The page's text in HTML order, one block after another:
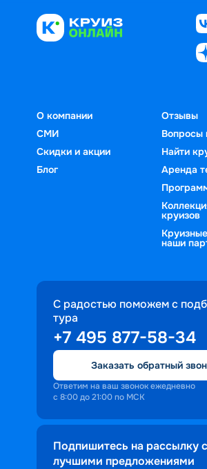
О компании
СМИ
Скидки и акции
Блог
Отзывы
Вопросы
Найти
Аренда
круизов
наши
С радостью поможем с
тура
+7 495 877-58-34
Заказать обратный
Ответим на ваш звонок ежедневно
с 8:00 до 21:00 по МСК
Подпишитесь на рассылку с
лучшими предложениями